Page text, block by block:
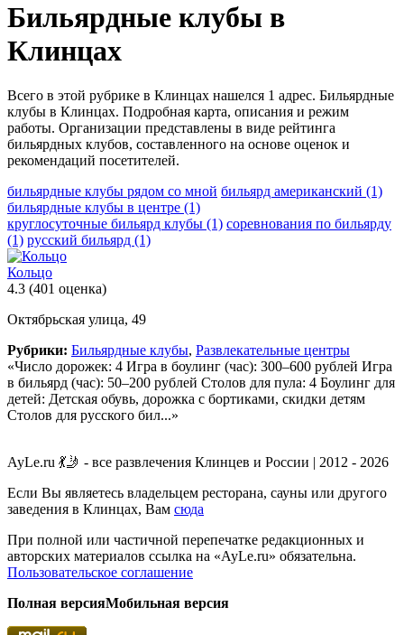
Бильярдные клубы в
Клинцах
Всего в этой рубрике в Клинцах нашелся 1 адрес. Бильярдные
клубы в Клинцах. Подробная карта, описания и режим
работы. Организации представлены в виде рейтинга
бильярдных клубов, составленного на основе оценок и
рекомендаций посетителей.
бильярдные клубы рядом со мной бильярд американский (1)
бильярдные клубы в центре (1)
круглосуточные бильярд клубы (1) соревнования по бильярду
(1) русский бильярд (1)
Кольцо
4.3 (401 оценка)
Октябрьская улица, 49
Рубрики: Бильярдные клубы, Развлекательные центры
«Число дорожек: 4 Игра в боулинг (час): 300–600 рублей Игра
в бильярд (час): 50–200 рублей Столов для пула: 4 Боулинг для
детей: Детская обувь, дорожка с бортиками, скидки детям
Столов для русского бил...»
AyLe.ru 💃🤳 - все развлечения Клинцев и России | 2012 - 2026
Если Вы являетесь владельцем ресторана, сауны или другого
заведения в Клинцах, Вам сюда
При полной или частичной перепечатке редакционных и
авторских материалов ссылка на «AyLe.ru» обязательна.
Пользовательское соглашение
Полная версияМобильная версия